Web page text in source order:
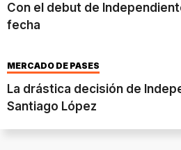
Con el debut de
fecha
MERCADO DE PASES
La drástica decisión de
Santiago López